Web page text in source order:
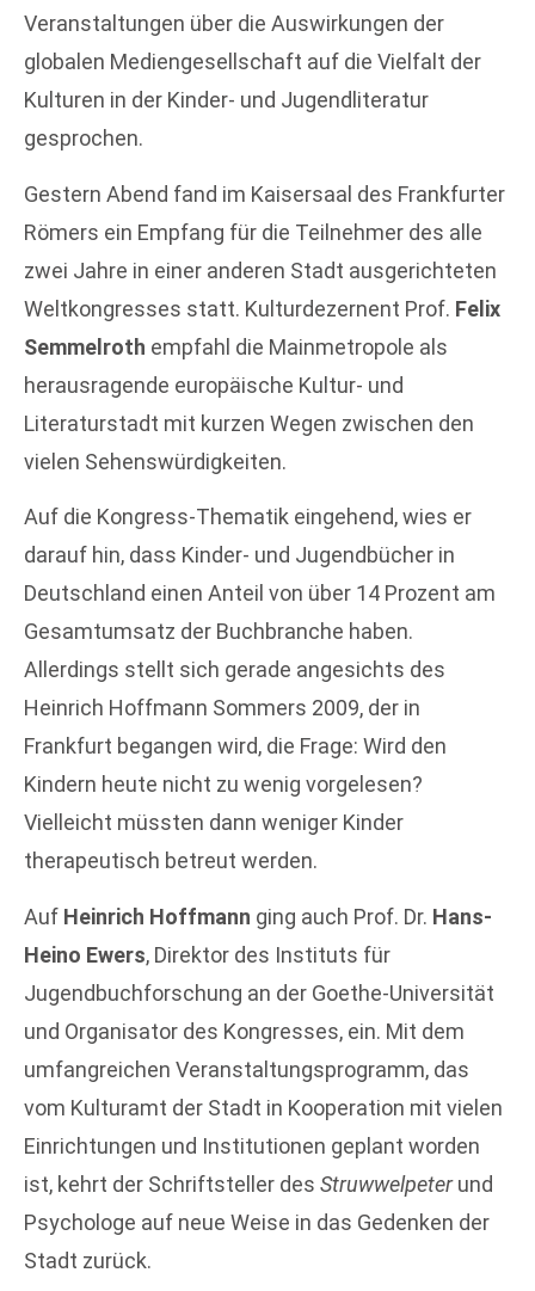
Veranstaltungen über die Auswirkungen der
globalen Mediengesellschaft auf die Vielfalt der
Kulturen in der Kinder- und Jugendliteratur
gesprochen.
Gestern Abend fand im Kaisersaal des Frankfurter
Römers ein Empfang für die Teilnehmer des alle
zwei Jahre in einer anderen Stadt ausgerichteten
Weltkongresses statt. Kulturdezernent Prof. Felix
Semmelroth empfahl die Mainmetropole als
herausragende europäische Kultur- und
Literaturstadt mit kurzen Wegen zwischen den
vielen Sehenswürdigkeiten.
Auf die Kongress-Thematik eingehend, wies er
darauf hin, dass Kinder- und Jugendbücher in
Deutschland einen Anteil von über 14 Prozent am
Gesamtumsatz der Buchbranche haben.
Allerdings stellt sich gerade angesichts des
Heinrich Hoffmann Sommers 2009, der in
Frankfurt begangen wird, die Frage: Wird den
Kindern heute nicht zu wenig vorgelesen?
Vielleicht müssten dann weniger Kinder
therapeutisch betreut werden.
Auf Heinrich Hoffmann ging auch Prof. Dr. Hans-
Heino Ewers, Direktor des Instituts für
Jugendbuchforschung an der Goethe-Universität
und Organisator des Kongresses, ein. Mit dem
umfangreichen Veranstaltungsprogramm, das
vom Kulturamt der Stadt in Kooperation mit vielen
Einrichtungen und Institutionen geplant worden
ist, kehrt der Schriftsteller des Struwwelpeterund
Psychologe auf neue Weise in das Gedenken der
Stadt zurück.